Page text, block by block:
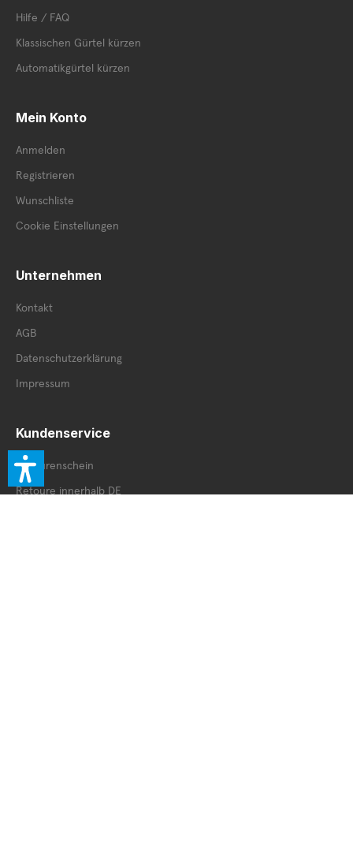
Hilfe / FAQ
Klassischen Gürtel kürzen
Automatikgürtel kürzen
Mein Konto
Anmelden
Registrieren
Wunschliste
Cookie Einstellungen
Unternehmen
Kontakt
AGB
Datenschutzerklärung
Impressum
Kundenservice
Retourenschein
Retoure innerhalb DE